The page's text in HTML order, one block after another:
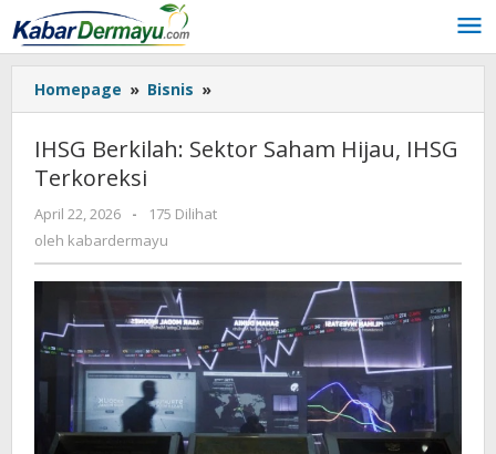
Lewati
ke
konten
Homepage » Bisnis »
Berkilah:
Sektor
Saham
IHSG Berkilah: Sektor Saham Hijau, IHSG
Terkoreksi
April 22, 2026
oleh
kabardermayu
-
175 Dilihat
oleh kabardermayu